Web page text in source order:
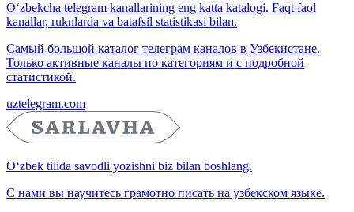
O‘zbekcha telegram kanallarining eng katta katalogi. Faqt faol
kanallar, ruknlarda va batafsil statistikasi bilan.
Самый большой каталог телеграм каналов в Узбекистане.
Только активные каналы по категориям и с подробной
статистикой.
uztelegram.com
O‘zbek tilida savodli yozishni biz bilan boshlang.
С нами вы научитесь грамотно писать на узбекском языке.